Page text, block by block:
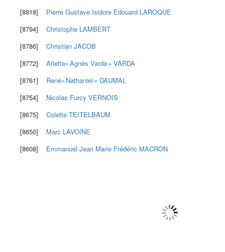
[8818]
Pierre Gustave Isidore Edouard LAROQUE
[8794]
Christophe LAMBERT
[8786]
Christian JACOB
[8772]
Arlette« Agnès Varda » VARDA
[8761]
René« Nathaniel » DAUMAL
[8754]
Nicolas Furcy VERNOIS
[8675]
Colette TEITELBAUM
[8650]
Marc LAVOINE
[8608]
Emmanuel Jean Marie Frédéric MACRON